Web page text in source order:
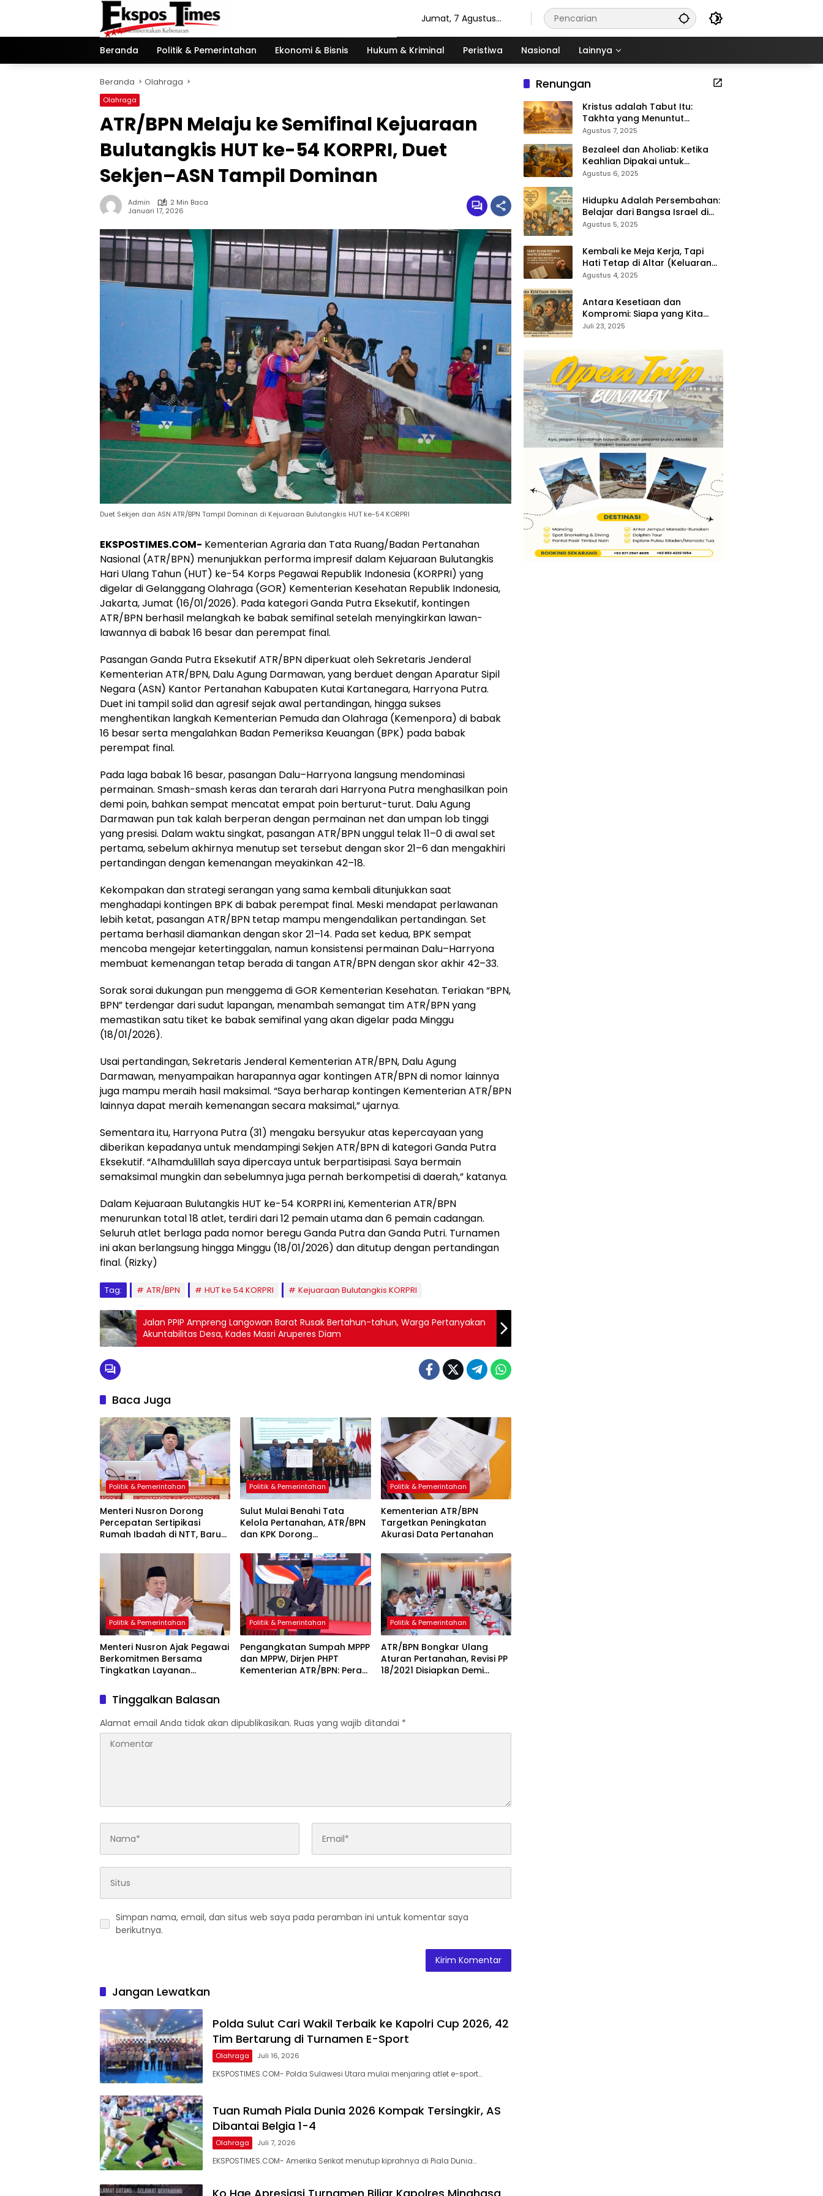
Jumat, 7 Agustus
Beranda
Politik & Pemerintahan Ekonomi & Bisnis Hukum & Kriminal Peristiwa Nasional Lainnya
Beranda Olahraga
Olahraga
ATR/BPN Melaju ke Semifinal Kejuaraan
Bulutangkis HUT ke-54 KORPRI, Duet
Sekjen–ASN Tampil Dominan
Admin
2 Min Baca
Januari 17, 2026
Duet Sekjen dan ASN ATR/BPN Tampil Dominan di Kejuaraan Bulutangkis HUT ke-54 KORPRI
EKSPOSTIMES.COM- Kementerian Agraria dan Tata Ruang/Badan Pertanahan
Nasional (ATR/BPN) menunjukkan performa impresif dalam Kejuaraan Bulutangkis
Hari Ulang Tahun (HUT) ke-54 Korps Pegawai Republik Indonesia (KORPRI) yang
digelar di Gelanggang Olahraga (GOR) Kementerian Kesehatan Republik Indonesia,
Jakarta, Jumat (16/01/2026). Pada kategori Ganda Putra Eksekutif, kontingen
ATR/BPN berhasil melangkah ke babak semifinal setelah menyingkirkan lawan-
lawannya di babak 16 besar dan perempat final.
Pasangan Ganda Putra Eksekutif ATR/BPN diperkuat oleh Sekretaris Jenderal
Kementerian ATR/BPN, Dalu Agung Darmawan, yang berduet dengan Aparatur Sipil
Negara (ASN) Kantor Pertanahan Kabupaten Kutai Kartanegara, Harryona Putra.
Duet ini tampil solid dan agresif sejak awal pertandingan, hingga sukses
menghentikan langkah Kementerian Pemuda dan Olahraga (Kemenpora) di babak
16 besar serta mengalahkan Badan Pemeriksa Keuangan (BPK) pada babak
perempat final.
Pada laga babak 16 besar, pasangan Dalu–Harryona langsung mendominasi
permainan. Smash-smash keras dan terarah dari Harryona Putra menghasilkan poin
demi poin, bahkan sempat mencatat empat poin berturut-turut. Dalu Agung
Darmawan pun tak kalah berperan dengan permainan net dan umpan lob tinggi
yang presisi. Dalam waktu singkat, pasangan ATR/BPN unggul telak 11–0 di awal set
pertama, sebelum akhirnya menutup set tersebut dengan skor 21–6 dan mengakhiri
pertandingan dengan kemenangan meyakinkan 42–18.
Kekompakan dan strategi serangan yang sama kembali ditunjukkan saat
menghadapi kontingen BPK di babak perempat final. Meski mendapat perlawanan
lebih ketat, pasangan ATR/BPN tetap mampu mengendalikan pertandingan. Set
pertama berhasil diamankan dengan skor 21–14. Pada set kedua, BPK sempat
mencoba mengejar ketertinggalan, namun konsistensi permainan Dalu–Harryona
membuat kemenangan tetap berada di tangan ATR/BPN dengan skor akhir 42–33.
Sorak sorai dukungan pun menggema di GOR Kementerian Kesehatan. Teriakan “BPN,
BPN” terdengar dari sudut lapangan, menambah semangat tim ATR/BPN yang
memastikan satu tiket ke babak semifinal yang akan digelar pada Minggu
(18/01/2026).
Usai pertandingan, Sekretaris Jenderal Kementerian ATR/BPN, Dalu Agung
Darmawan, menyampaikan harapannya agar kontingen ATR/BPN di nomor lainnya
juga mampu meraih hasil maksimal. “Saya berharap kontingen Kementerian ATR/BPN
lainnya dapat meraih kemenangan secara maksimal,” ujarnya.
Sementara itu, Harryona Putra (31) mengaku bersyukur atas kepercayaan yang
diberikan kepadanya untuk mendampingi Sekjen ATR/BPN di kategori Ganda Putra
Eksekutif. “Alhamdulillah saya dipercaya untuk berpartisipasi. Saya bermain
semaksimal mungkin dan sebelumnya juga pernah berkompetisi di daerah,” katanya.
Dalam Kejuaraan Bulutangkis HUT ke-54 KORPRI ini, Kementerian ATR/BPN
menurunkan total 18 atlet, terdiri dari 12 pemain utama dan 6 pemain cadangan.
Seluruh atlet berlaga pada nomor beregu Ganda Putra dan Ganda Putri. Turnamen
ini akan berlangsung hingga Minggu (18/01/2026) dan ditutup dengan pertandingan
final. (Rizky)
Tag: ATR/BPN HUT ke 54 KORPRI Kejuaraan Bulutangkis KORPRI
Jalan PPIP Ampreng Langowan Barat Rusak Bertahun-tahun, Warga Pertanyakan
Akuntabilitas Desa, Kades Masri Aruperes Diam
Baca Juga
Politik & Pemerintahan
Menteri Nusron Dorong
Percepatan Sertipikasi
Rumah Ibadah di NTT, Baru
Hukum
Politik & Pemerintahan
Sulut Mulai Benahi Tata
Kelola Pertanahan, ATR/BPN
dan KPK Dorong
Politik & Pemerintahan
Kementerian ATR/BPN
Targetkan Peningkatan
Akurasi Data Pertanahan
Politik & Pemerintahan
Menteri Nusron Ajak Pegawai
Berkomitmen Bersama
Tingkatkan Layanan
Politik & Pemerintahan
Pengangkatan Sumpah MPPP
dan MPPW, Dirjen PHPT
Kementerian ATR/BPN: Peran
Politik & Pemerintahan
ATR/BPN Bongkar Ulang
Aturan Pertanahan, Revisi PP
18/2021 Disiapkan Demi
Tinggalkan Balasan
Alamat email Anda tidak akan dipublikasikan. Ruas yang wajib ditandai *
Simpan nama, email, dan situs web saya pada peramban ini untuk komentar saya
berikutnya.
Jangan Lewatkan
Polda Sulut Cari Wakil Terbaik ke Kapolri Cup 2026, 42
Tim Bertarung di Turnamen E-Sport
Olahraga Juli 16, 2026
EKSPOSTIMES.COM- Polda Sulawesi Utara mulai menjaring atlet e-sport…
Tuan Rumah Piala Dunia 2026 Kompak Tersingkir, AS
Dibantai Belgia 1-4
Olahraga Juli 7, 2026
EKSPOSTIMES.COM- Amerika Serikat menutup kiprahnya di Piala Dunia…
Renungan
Kristus adalah Tabut Itu:
Takhta yang Menuntut
Kekudusan (Keluaran 37:1–9)
Agustus 7, 2025
Bezaleel dan Aholiab: Ketika
Keahlian Dipakai untuk
Kemuliaan Tuhan (Keluaran
Agustus 6, 2025
Hidupku Adalah Persembahan:
Belajar dari Bangsa Israel di
Padang Gurun (Keluaran 35:4–
Agustus 5, 2025
Kembali ke Meja Kerja, Tapi
Hati Tetap di Altar (Keluaran
35:1-5)
Agustus 4, 2025
Antara Kesetiaan dan
Kompromi: Siapa yang Kita
Sembah? (Keluaran 34:14–15)
Juli 23, 2025